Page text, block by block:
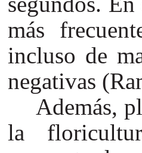
más
incluso de
negativas
Además,
la